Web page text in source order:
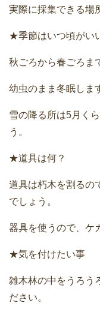
実際に採集できる場
★季節はいつ頃がい
秋ごろから春ごろま
幼虫のまま冬眠しま
雪の降る所は5月く
う。
★道具は何？
道具は朽木を割るの
でしょう。
器具を使うので、ケ
★気を付けたい事
雑木林の中をうろう
ださい。